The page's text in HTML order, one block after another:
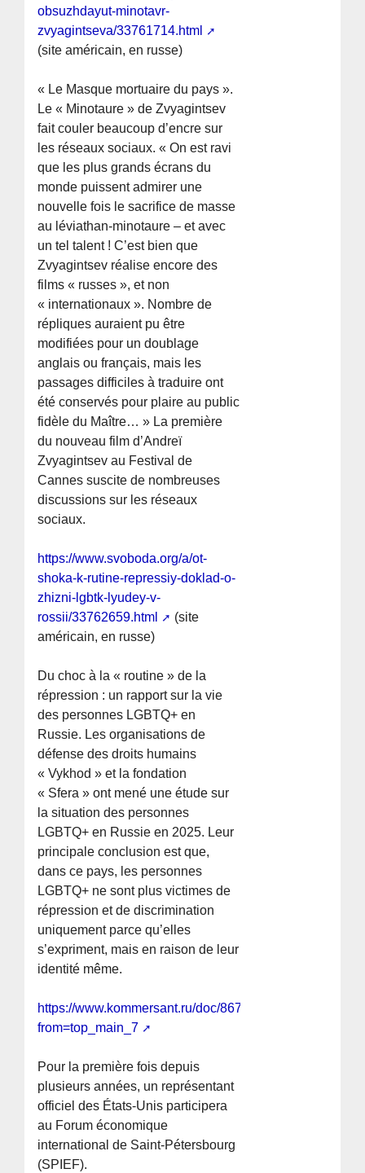
obsuzhdayut-minotavr-
zvyagintseva/33761714.html
(site américain, en russe)
« Le Masque mortuaire du pays ».
Le « Minotaure » de Zvyagintsev
fait couler beaucoup d’encre sur
les réseaux sociaux. « On est ravi
que les plus grands écrans du
monde puissent admirer une
nouvelle fois le sacrifice de masse
au léviathan-minotaure – et avec
un tel talent ! C’est bien que
Zvyagintsev réalise encore des
films « russes », et non
« internationaux ». Nombre de
répliques auraient pu être
modifiées pour un doublage
anglais ou français, mais les
passages difficiles à traduire ont
été conservés pour plaire au public
fidèle du Maître… » La première
du nouveau film d’Andreï
Zvyagintsev au Festival de
Cannes suscite de nombreuses
discussions sur les réseaux
sociaux.
https://www.svoboda.org/a/ot-
shoka-k-rutine-repressiy-doklad-o-
zhizni-lgbtk-lyudey-v-
rossii/33762659.html
(site
américain, en russe)
Du choc à la « routine » de la
répression : un rapport sur la vie
des personnes LGBTQ+ en
Russie. Les organisations de
défense des droits humains
« Vykhod » et la fondation
« Sfera » ont mené une étude sur
la situation des personnes
LGBTQ+ en Russie en 2025. Leur
principale conclusion est que,
dans ce pays, les personnes
LGBTQ+ ne sont plus victimes de
répression et de discrimination
uniquement parce qu’elles
s’expriment, mais en raison de leur
identité même.
https://www.kommersant.ru/doc/8675086?
from=top_main_7
Pour la première fois depuis
plusieurs années, un représentant
officiel des États-Unis participera
au Forum économique
international de Saint-Pétersbourg
(SPIEF).